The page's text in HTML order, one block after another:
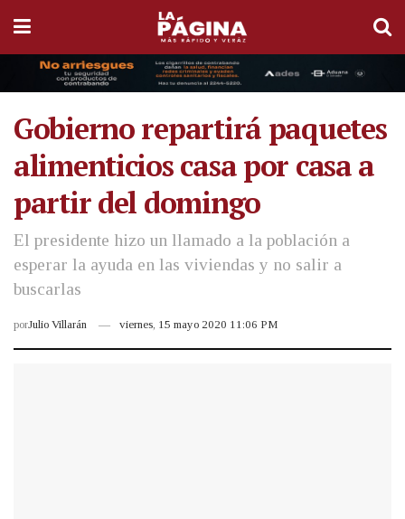
Gobierno repartirá paquetes
alimenticios casa por casa a
partir del domingo
El presidente hizo un llamado a la población a
esperar la ayuda en las viviendas y no salir a
buscarlas
porJulio Villarán viernes, 15 mayo 2020 11:06 PM